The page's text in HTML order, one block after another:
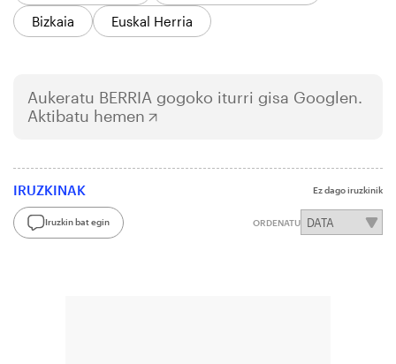
Bizkaia
Euskal Herria
Aukeratu BERRIA gogoko iturri gisa Googlen.
Aktibatu hemen
IRUZKINAK Ez dago iruzkinik
Iruzkin bat egin ORDENATU